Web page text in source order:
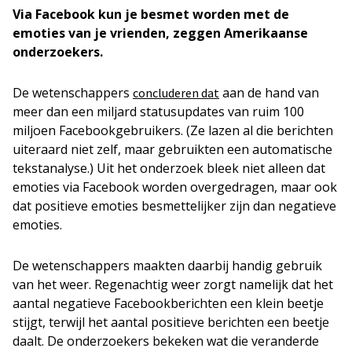
Via Facebook kun je besmet worden met de
emoties van je vrienden, zeggen Amerikaanse
onderzoekers.
De wetenschappers concluderen dat aan de hand van
meer dan een miljard statusupdates van ruim 100
miljoen Facebookgebruikers. (Ze lazen al die berichten
uiteraard niet zelf, maar gebruikten een automatische
tekstanalyse.) Uit het onderzoek bleek niet alleen dat
emoties via Facebook worden overgedragen, maar ook
dat positieve emoties besmettelijker zijn dan negatieve
emoties.
De wetenschappers maakten daarbij handig gebruik
van het weer. Regenachtig weer zorgt namelijk dat het
aantal negatieve Facebookberichten een klein beetje
stijgt, terwijl het aantal positieve berichten een beetje
daalt. De onderzoekers bekeken wat die veranderde